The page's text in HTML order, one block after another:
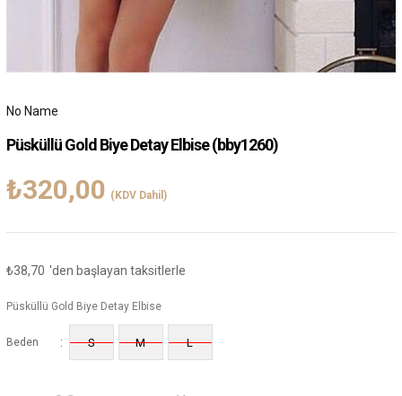
No Name
Püsküllü Gold Biye Detay Elbise(bby1260)
₺320,00 (KDV Dahil)
₺38,70 'den başlayan taksitlerle
Püsküllü Gold Biye Detay Elbise
Beden : S M L